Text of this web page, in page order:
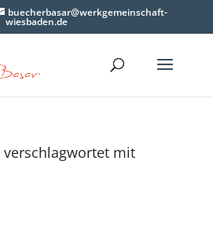
buecherbasar@werkgemeinschaft-
wiesbaden.de
mit